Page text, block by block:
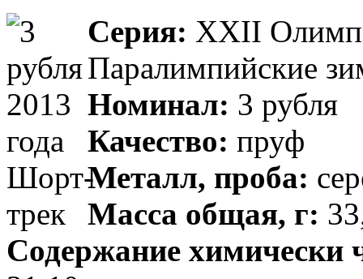
Серия: XXII
Паралимпийские
Номинал: 3 рубля
Качество: пруф
Металл, проба:
Масса общая, г:
Содержание химически